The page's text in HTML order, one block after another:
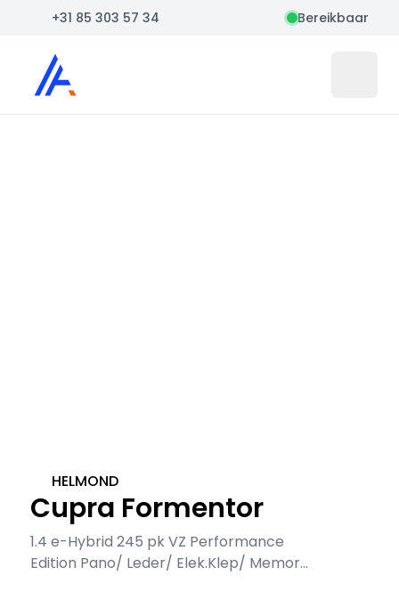
+31 85 303 57 34 Bereikbaar
Auto Atlas
Cupra Formentor
1.4 e-Hybrid 245 pk VZ Performance
Edition Pano/ Leder/ Elek.Klep/ Memory/
HELMOND